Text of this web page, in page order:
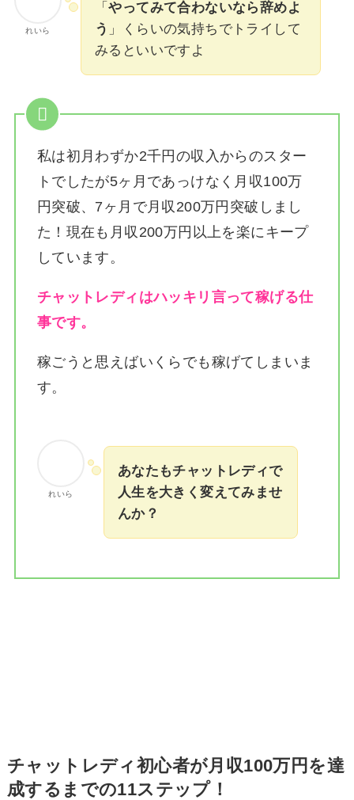
れいら
「やってみて合わないなら辞めよ
う 」くらいの気持ちでトライして
みるといいですよ
私は初月わずか2千円の収入からのスター
トでしたが5ヶ月であっけなく月収100万
円突破、7ヶ月で月収200万円突破しまし
た！ 現在も月収200万円以上を楽にキープ
しています。
チャットレディはハッキリ言って稼げる仕
事です。
稼ごうと思えばいくらでも稼げてしまいま
す。
れいら
あなたもチャットレディで
人生を大きく変えてみませ
んか？
チャットレディ初心者が月収100万円を達
成するまでの11ステップ！